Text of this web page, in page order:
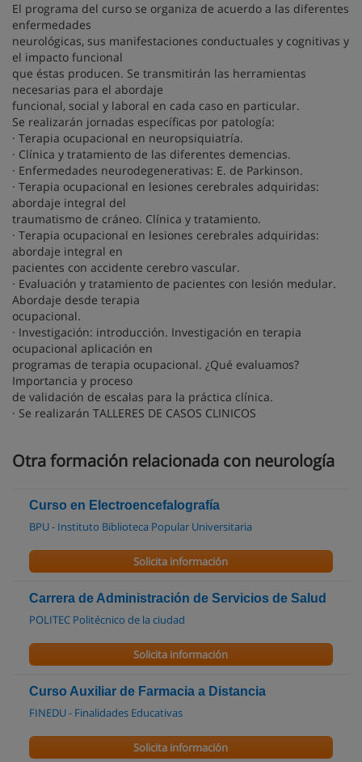
El programa del curso se organiza de acuerdo a las diferentes
enfermedades
neurológicas, sus manifestaciones conductuales y cognitivas y
el impacto funcional
que éstas producen. Se transmitirán las herramientas
necesarias para el abordaje
funcional, social y laboral en cada caso en particular.
Se realizarán jornadas específicas por patología:
· Terapia ocupacional en neuropsiquiatría.
· Clínica y tratamiento de las diferentes demencias.
· Enfermedades neurodegenerativas: E. de Parkinson.
· Terapia ocupacional en lesiones cerebrales adquiridas:
abordaje integral del
traumatismo de cráneo. Clínica y tratamiento.
· Terapia ocupacional en lesiones cerebrales adquiridas:
abordaje integral en
pacientes con accidente cerebro vascular.
· Evaluación y tratamiento de pacientes con lesión medular.
Abordaje desde terapia
ocupacional.
· Investigación: introducción. Investigación en terapia
ocupacional aplicación en
programas de terapia ocupacional. ¿Qué evaluamos?
Importancia y proceso
de validación de escalas para la práctica clínica.
· Se realizarán TALLERES DE CASOS CLINICOS
Otra formación relacionada con neurología
Curso en Electroencefalografía
BPU - Instituto Biblioteca Popular Universitaria
Solicita información
Carrera de Administración de Servicios de Salud
POLITEC Politécnico de la ciudad
Solicita información
Curso Auxiliar de Farmacia a Distancia
FINEDU - Finalidades Educativas
Solicita información